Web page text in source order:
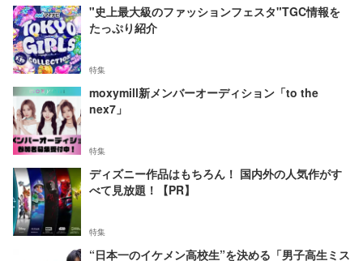
"史上最大級のファッションフェスタ"TGC情報を
たっぷり紹介
特集
moxymill新メンバーオーディション「to the
nex7」
特集
ディズニー作品はもちろん！ 国内外の人気作がす
べて見放題！【PR】
特集
“日本一のイケメン高校生”を決める「男子高生ミス